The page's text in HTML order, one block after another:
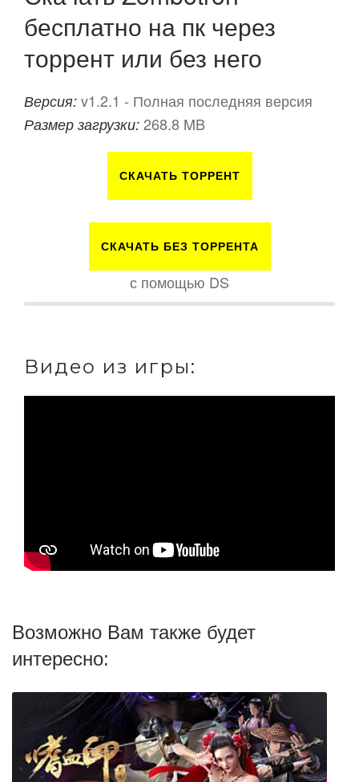
бесплатно на пк через
торрент или без него
Версия: v1.2.1 - Полная последняя версия
Размер загрузки: 268.8 MB
СКАЧАТЬ ТОРРЕНТ
СКАЧАТЬ БЕЗ ТОРРЕНТА
с помощью DS
Видео из игры:
Возможно Вам также будет
интересно: